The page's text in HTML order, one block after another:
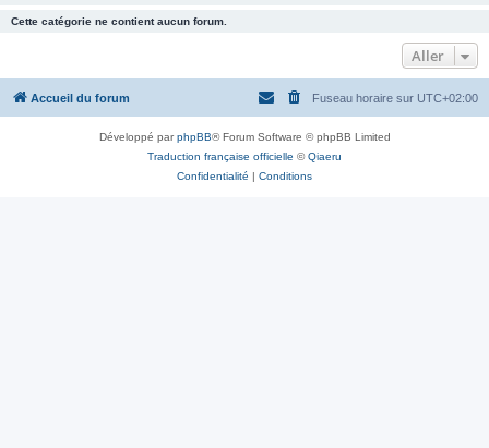
Cette catégorie ne contient aucun forum.
Aller
Accueil du forum Fuseau horaire sur UTC+02:00
Développé parphpBB® Forum Software © phpBB Limited
Traduction française officielle ©Qiaeru
Confidentialité | Conditions